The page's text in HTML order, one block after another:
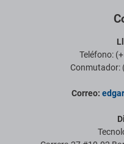
Teléfono:
Conmutador:
Correo: